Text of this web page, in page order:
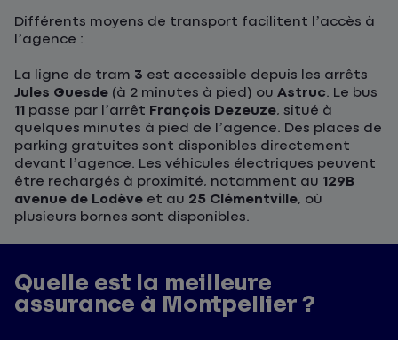
Différents moyens de transport facilitent l’accès à
l’agence :
La ligne de tram 3 est accessible depuis les arrêts
Jules Guesde (à 2 minutes à pied) ou Astruc. Le bus
11 passe par l’arrêt François Dezeuze, situé à
quelques minutes à pied de l’agence. Des places de
parking gratuites sont disponibles directement
devant l’agence. Les véhicules électriques peuvent
être rechargés à proximité, notamment au 129B
avenue de Lodève et au 25 Clémentville, où
plusieurs bornes sont disponibles.
Quelle est la meilleure
assurance à Montpellier ?